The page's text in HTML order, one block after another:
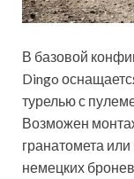
В базовой
Dingo
турелью с
Возможен
гранатомета
немецких